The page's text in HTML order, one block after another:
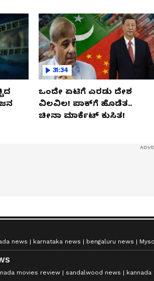
31:34
ಒಂದೇ ಏಟಿಗೆ ಎರಡು ದೇಶ
ವಿಲವಿಲ! ಪಾಕ್​​ಗೆ ಹೊಡೆತ..
ಚೀನಾ ಮಾರ್ಕೆಟ್​ ಕುಸಿತ!
news karnataka news bengaluru news
movies review sandalwood news